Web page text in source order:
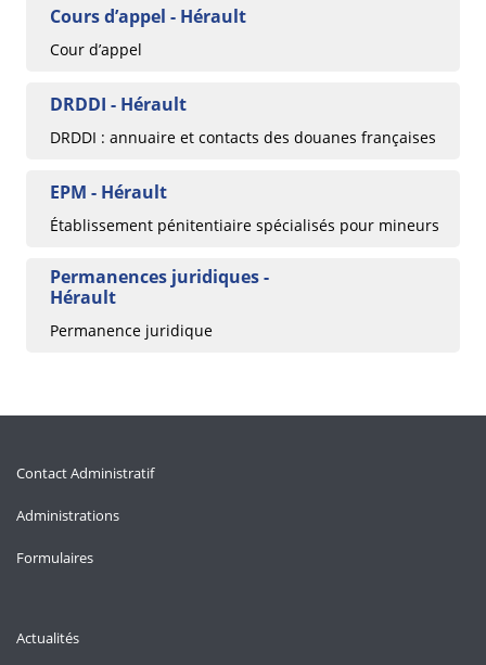
Cours d’appel - Hérault
Cour d’appel
DRDDI - Hérault
DRDDI : annuaire et contacts des douanes françaises
EPM - Hérault
Établissement pénitentiaire spécialisés pour mineurs
Permanences juridiques -
Hérault
Permanence juridique
Contact Administratif
Administrations
Formulaires
Actualités